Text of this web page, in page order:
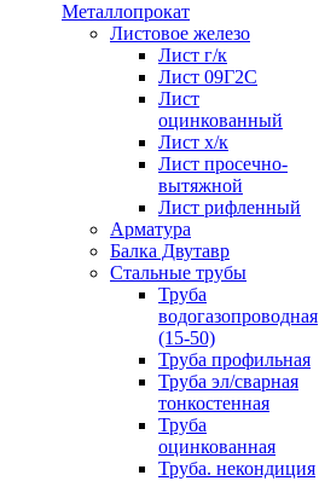
Металлопрокат
Листовое железо
Лист г/к
Лист 09Г2С
Лист
оцинкованный
Лист х/к
Лист просечно-
вытяжной
Лист рифленный
Арматура
Балка Двутавр
Стальные трубы
Труба
водогазопроводная
(15-50)
Труба профильная
Труба эл/сварная
тонкостенная
Труба
оцинкованная
Труба. некондиция